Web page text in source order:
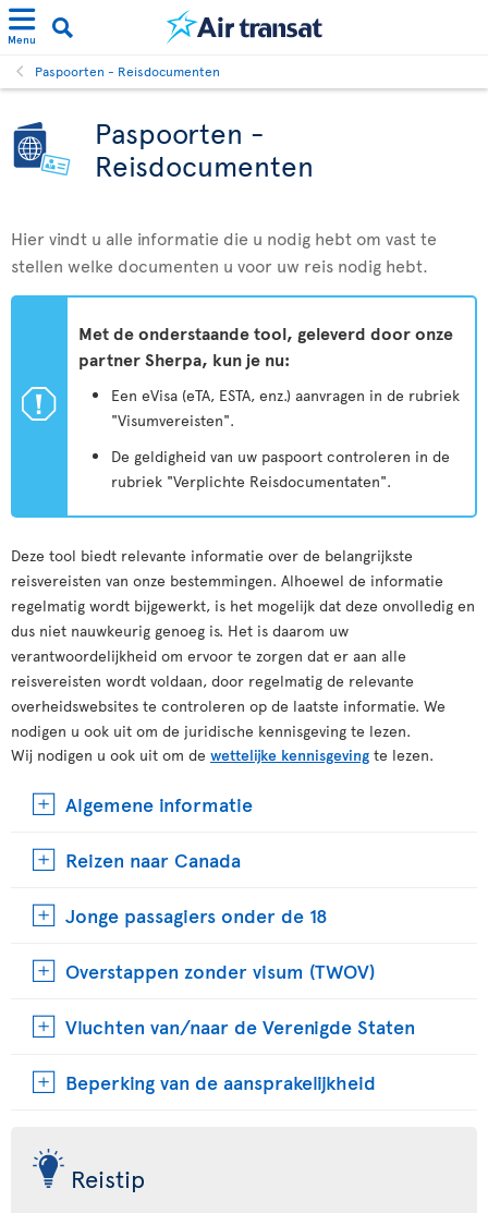
Menu
Paspoorten - Reisdocumenten
Paspoorten -
Reisdocumenten
Hier vindt u alle informatie die u nodig hebt om vast te
stellen welke documenten u voor uw reis nodig hebt.
ü
Met de onderstaande tool, geleverd door onze
partner Sherpa, kun je nu:
Een eVisa (eTA, ESTA, enz.) aanvragen in de rubriek
"Visumvereisten".
De geldigheid van uw paspoort controleren in de
rubriek "Verplichte Reisdocumentaten".
Deze tool biedt relevante informatie over de belangrijkste
reisvereisten van onze bestemmingen. Alhoewel de informatie
regelmatig wordt bijgewerkt, is het mogelijk dat deze onvolledig en
dus niet nauwkeurig genoeg is. Het is daarom uw
verantwoordelijkheid om ervoor te zorgen dat er aan alle
reisvereisten wordt voldaan, door regelmatig de relevante
overheidswebsites te controleren op de laatste informatie. We
nodigen u ook uit om de juridische kennisgeving te lezen.
Wij nodigen u ook uit om de wettelijke kennisgeving te lezen.
Algemene informatie
Reizen naar Canada
Jonge passagiers onder de 18
Overstappen zonder visum (TWOV)
Vluchten van/naar de Verenigde Staten
Beperking van de aansprakelijkheid
Reistip